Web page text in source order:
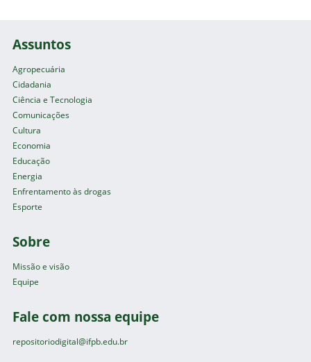
Assuntos
Agropecuária
Cidadania
Ciência e Tecnologia
Comunicações
Cultura
Economia
Educação
Energia
Enfrentamento às drogas
Esporte
Sobre
Missão e visão
Equipe
Fale com nossa equipe
repositoriodigital@ifpb.edu.br